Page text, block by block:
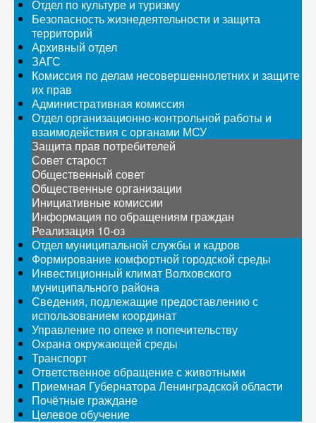
Отдел по культуре и туризму
Безопасность жизнедеятельности и защита
территорий
Архивный отдел
ЗАГС
Комиссия по делам несовершеннолетних и защите
их прав
Административная комиссия
Отдел организационно-контрольной работы и
взаимодействия с органами МСУ
Защита прав потребителей
Совет старост
Общественный совет
Общественные организации
Инициативные комиссии
Информация по обращениям граждан
Реализация 10-оз
Отдел муниципальной службы и кадров
Формирование комфортной городской среды
Инвестиционный климат Волховского
муниципального района
Сведения, подлежащие предоставлению с
использованием координат
Управление по опеке и попечительству
Охрана окружающей среды
Транспорт
Ответственное обращение с животными
Приемная Губернатора Ленинградской области
Почётные граждане
Целевое обучение